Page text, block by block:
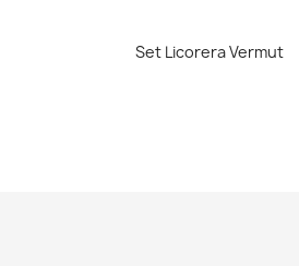
 Vista rápida
Set Licorera Vermut